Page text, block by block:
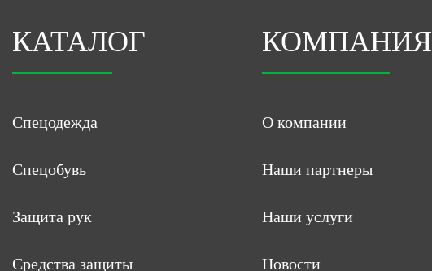
КАТАЛОГ
Спецодежда
Спецобувь
Защита рук
Средства защиты
КОМПАНИЯ
О компании
Наши партнеры
Наши услуги
Новости